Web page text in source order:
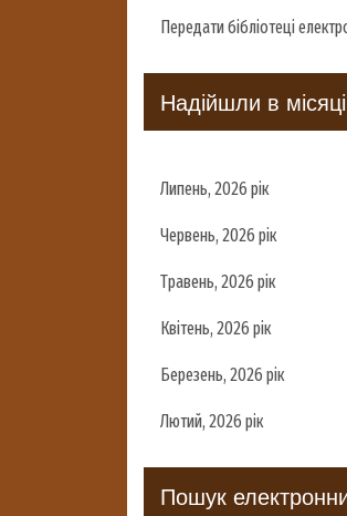
Передати бібліотеці
Надійшли в
Липень, 2026 рік
Червень, 2026 рік
Травень, 2026 рік
Квітень, 2026 рік
Березень, 2026 рік
Лютий, 2026 рік
Пошук